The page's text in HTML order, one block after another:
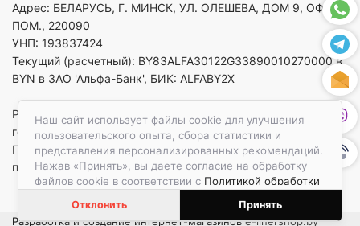
Наш сайт использует файлы cookie для улучшения
пользовательского опыта, сбора статистики и
представления персонализированных рекомендаций.
Нажав «Принять», вы даете согласие на обработку
файлов cookie в соответствии с Политикой обработки
Отклонить Принять
Адрес: БЕЛАРУСЬ, Г. МИНСК, УЛ. ОЛЕШЕВА, ДОМ 9, ОФ. 5,
ПОМ., 220090
УНП: 193837424
Текущий (расчетный): BY83ALFA30122G33890010270000 в
BYN в ЗАО 'Альфа-Банк', БИК: ALFABY2X
Регистрация в торговом реестре от 14.08.2025 Минский
горисполком
По вопросам защиты прав потребителей
приемная:+375173783412
Разработка и создание интернет-магазиновe-linershop.by